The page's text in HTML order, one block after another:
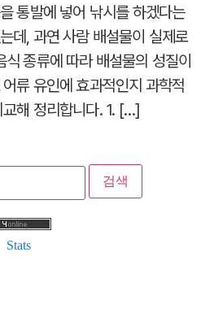
통발에 넣어 낚시를 하겠다는
데, 과연 사람 배설물이 실제로
종류에 따라 배설물의 성질이
류 유인에 효과적인지 과학적
해 정리합니다. 1. […]
Stats